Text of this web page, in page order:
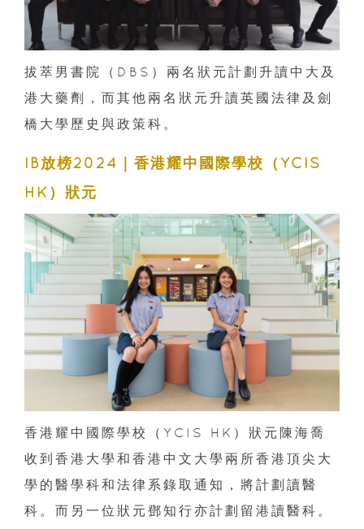
拔萃男書院（DBS）兩名狀元計劃升讀中大及
港大藥劑，而其他兩名狀元升讀英國法律及劍
橋大學歷史與政策科。
IB放榜2024｜香港耀中國際學校（YCIS
HK）狀元
香港耀中國際學校（YCIS HK）狀元陳海喬
收到香港大學和香港中文大學兩所香港頂尖大
學的醫學科和法律系錄取通知，將計劃讀醫
科。而另一位狀元鄧知行亦計劃留港讀醫科。